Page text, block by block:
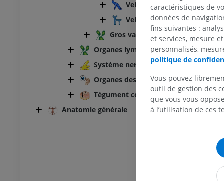
Veine fémorale
Veine porte du foie
Gros vaisseaux lymphatiques
Organes lymphoïdes
Système nerveux
Organes des sens
Tégument commun
Anatomie générale
du genou
TARSE-PIED
IRM de la cheville
IRM
IRM de l’avant-pied
caractéristiques de
données de
fins suivantes :
et services, mesure
personnalisés,
politique de
Vous pouvez
outil de gestion des
que vous vous
à l’utilisation de ces